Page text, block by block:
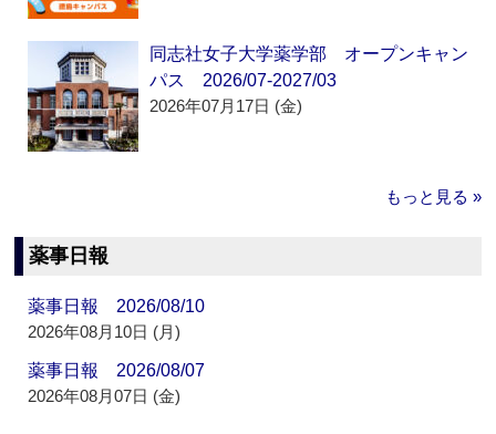
同志社女子大学薬学部 オープンキャン
パス 2026/07-2027/03
2026年07月17日 (金)
もっと見る »
薬事日報
薬事日報 2026/08/10
2026年08月10日 (月)
薬事日報 2026/08/07
2026年08月07日 (金)